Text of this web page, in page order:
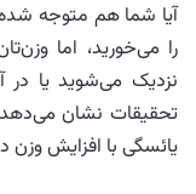
آیا شما هم متوجه
را می‌خورید، اما
نزدیک می‌شوید یا
تحقیقات نشان
یائسگی با افزایش